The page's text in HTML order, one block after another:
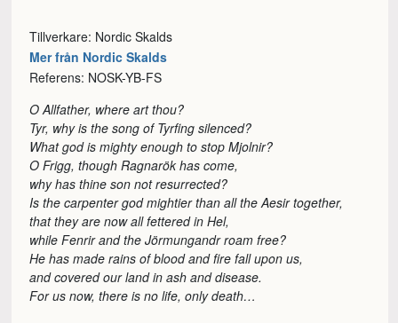
Tillverkare: Nordic Skalds
Mer från Nordic Skalds
Referens: NOSK-YB-FS
O Allfather, where art thou?
Tyr, why is the song of Tyrfing silenced?
What god is mighty enough to stop Mjolnir?
O Frigg, though Ragnarök has come,
why has thine son not resurrected?
Is the carpenter god mightier than all the Aesir together,
that they are now all fettered in Hel,
while Fenrir and the Jörmungandr roam free?
He has made rains of blood and fire fall upon us,
and covered our land in ash and disease.
For us now, there is no life, only death…